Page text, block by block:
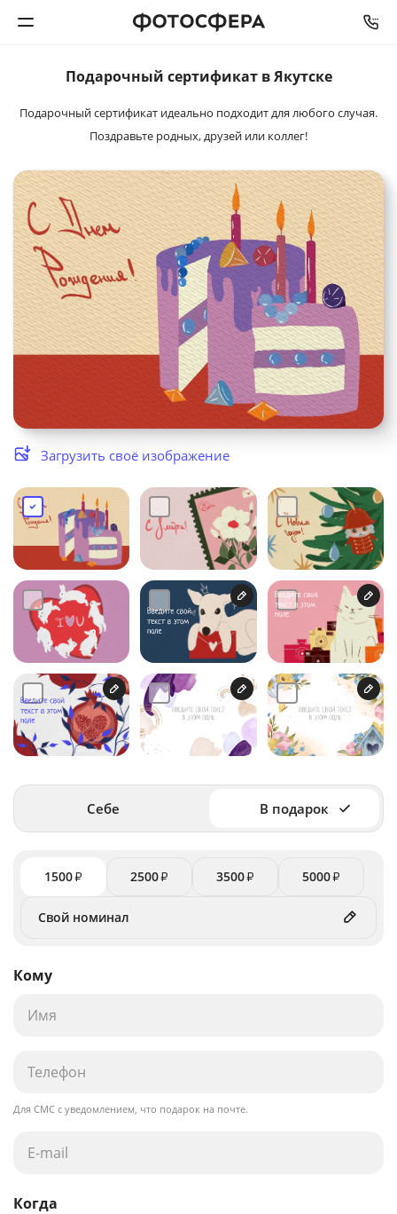
Печать фото
Календари
Интерьерная печать
Фотоподарки
Багетная мастерская
Полиграфия
Услуги и сервис
Магазин
Подарочный сертификат в Якутске
Подарочный сертификат идеально подходит для любого случая.
Поздравьте родных, друзей или коллег!
Загрузить своё изображение
Себе В подарок
1500₽ 2500₽ 3500₽ 5000₽
Кому
Для СМС с уведомлением, что подарок на почте.
Когда